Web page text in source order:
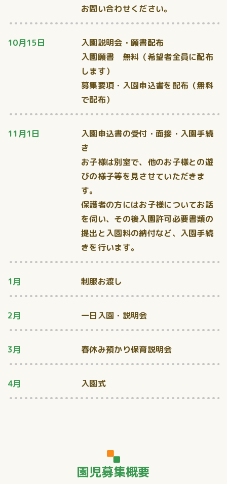
お問い合わせください。
10月15日
入園説明会・願書配布
入園願書 無料（希望者全員に配布
します）
募集要項・入園申込書を配布（無料
で配布）
11月1日
入園申込書の受付・面接・入園手続
き
お子様は別室で、他のお子様との遊
びの様子等を見させていただきま
す。
保護者の方にはお子様についてお話
を伺い、その後入園許可必要書類の
提出と入園料の納付など、入園手続
きを行います。
1月 制服お渡し
2月 一日入園・説明会
3月 春休み預かり保育説明会
4月 入園式
園児募集概要